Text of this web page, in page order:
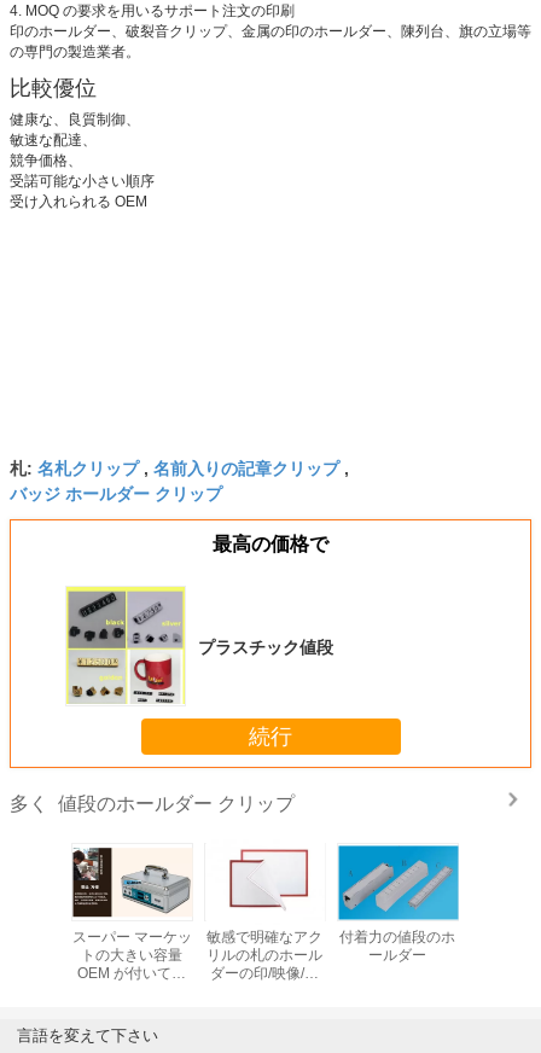
4. MOQ の要求を用いるサポート注文の印刷
印のホールダー、破裂音クリップ、金属の印のホールダー、陳列台、旗の立場等
の専門の製造業者。
比較優位
健康な、良質制御、
敏速な配達、
競争価格、
受諾可能な小さい順序
受け入れられる OEM
札: 名札クリップ, 名前入りの記章クリップ,
バッジ ホールダー クリップ
最高の価格で
プラスチック値段
続行
多く 値段のホールダー クリップ
スーパー マーケッ
トの大きい容量
OEM が付いてい
敏感で明確なアク
リルの札のホール
ダーの印/映像/フ
付着力の値段のホ
ールダー
言語を変えて下さい